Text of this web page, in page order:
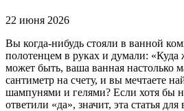
22 июня 2026
Вы когда-нибудь стояли в ванной
полотенцем в руках и думали: «Куда
может быть, ваша ванная настолько
сантиметр на счету, и вы мечтаете
шампунями и гелями? Если хотя бы
ответили «да», значит, эта статья для